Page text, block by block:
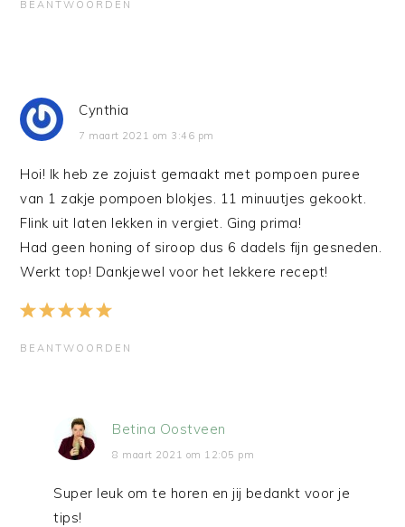
BEANTWOORDEN
Cynthia
7 maart 2021 om 3:46 pm
Hoi! Ik heb ze zojuist gemaakt met pompoen puree
van 1 zakje pompoen blokjes. 11 minuutjes gekookt.
Flink uit laten lekken in vergiet. Ging prima!
Had geen honing of siroop dus 6 dadels fijn gesneden.
Werkt top! Dankjewel voor het lekkere recept!
BEANTWOORDEN
Betina Oostveen
8 maart 2021 om 12:05 pm
Super leuk om te horen en jij bedankt voor je
tips!